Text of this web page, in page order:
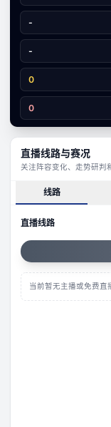
-
-
0
0
直播线路与赛况
关注阵容变化、走势研判
线路
直播线路
当前暂无主播或免费直